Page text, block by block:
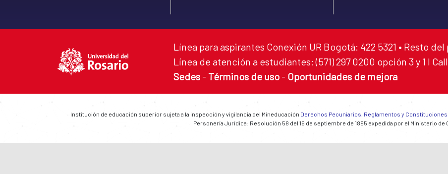
Línea para aspirantes Conexión UR Bogotá: 422 5321 • Resto del
Línea de atención a estudiantes: (571) 297 0200 opción 3 y 1 I
Sedes - Términos de uso - Oportunidades de mejora
Institución de educación superior sujeta a la inspección y vigilancia del Mineducación Derechos Pecuniarios, Reglamentos y Constituciones
Personería Jurídica: Resolución 58 del 16 de septiembre de 1895 expedida por el Ministerio de